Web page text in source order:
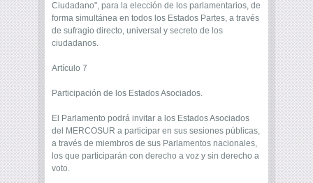
Ciudadano", para la elección de los parlamentarios, de
forma simultánea en todos los Estados Partes, a través
de sufragio directo, universal y secreto de los
ciudadanos.
Artículo 7
Participación de los Estados Asociados.
El Parlamento podrá invitar a los Estados Asociados
del MERCOSUR a participar en sus sesiones públicas,
a través de miembros de sus Parlamentos nacionales,
los que participarán con derecho a voz y sin derecho a
voto.